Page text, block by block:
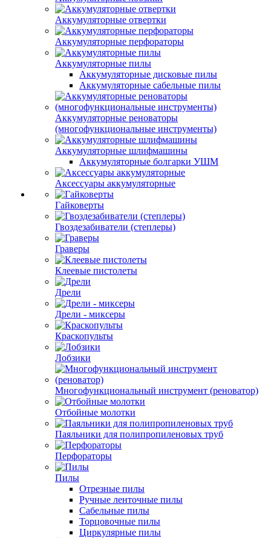
Аккумуляторные отвертки
Аккумуляторные перфораторы
Аккумуляторные пилы
Аккумуляторные дисковые пилы
Аккумуляторные сабельные пилы
Аккумуляторные реноваторы
(многофункциональные инструменты)
Аккумуляторные шлифмашины
Аккумуляторные болгарки УШМ
Аксессуары аккумуляторные
Гайковерты
Гвоздезабиватели (степлеры)
Граверы
Клеевые пистолеты
Дрели
Дрели - миксеры
Краскопульты
Лобзики
Многофункциональный инструмент (реноватор)
Отбойные молотки
Паяльники для полипропиленовых труб
Перфораторы
Пилы
Отрезные пилы
Ручные ленточные пилы
Сабельные пилы
Торцовочные пилы
Циркулярные пилы